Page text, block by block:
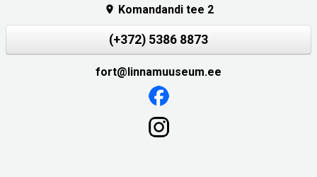
 Komandandi tee 2
(+372) 5386 8873
fort@linnamuuseum.ee